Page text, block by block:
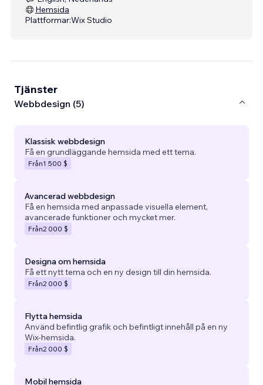
Hemsida
Plattformar:Wix Studio
Tjänster
Webbdesign (5)
Klassisk webbdesign
Få en grundläggande hemsida med ett tema.
Från1 500 $
Avancerad webbdesign
Få en hemsida med anpassade visuella element,
avancerade funktioner och mycket mer.
Från2 000 $
Designa om hemsida
Få ett nytt tema och en ny design till din hemsida.
Från2 000 $
Flytta hemsida
Använd befintlig grafik och befintligt innehåll på en ny
Wix-hemsida.
Från2 000 $
Mobil hemsida